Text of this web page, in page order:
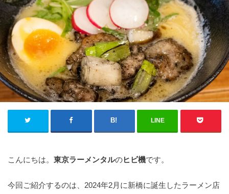
LINE
こんにちは。 東京ラーメンタルのヒビ機です。
今回ご紹介するのは、2024年2月に新橋に誕生したラーメン店